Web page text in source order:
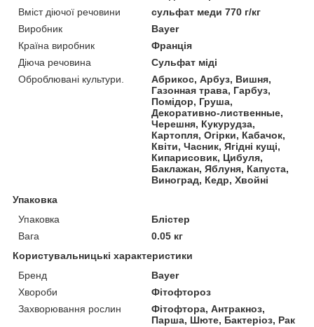
Вміст діючої речовини
сульфат меди 770 г/кг
Виробник
Bayer
Країна виробник
Франція
Діюча речовина
Сульфат міді
Оброблювані культури.
Абрикос, Арбуз, Вишня,
Газонная трава, Гарбуз,
Помідор, Груша,
Декоративно-лиственные,
Черешня, Кукурудза,
Картопля, Огірки, Кабачок,
Квіти, Часник, Ягідні кущі,
Кипарисовик, Цибуля,
Баклажан, Яблуня, Капуста,
Виноград, Кедр, Хвойні
Упаковка
Упаковка
Блістер
Вага
0.05 кг
Користувальницькі характеристики
Бренд
Bayer
Хвороби
Фітофтороз
Захворювання рослин
Фітофтора, Антракноз,
Парша, Шюте, Бактеріоз, Рак